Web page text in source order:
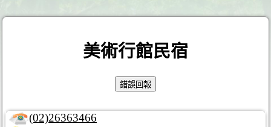
美術行館民宿
(02)26363466